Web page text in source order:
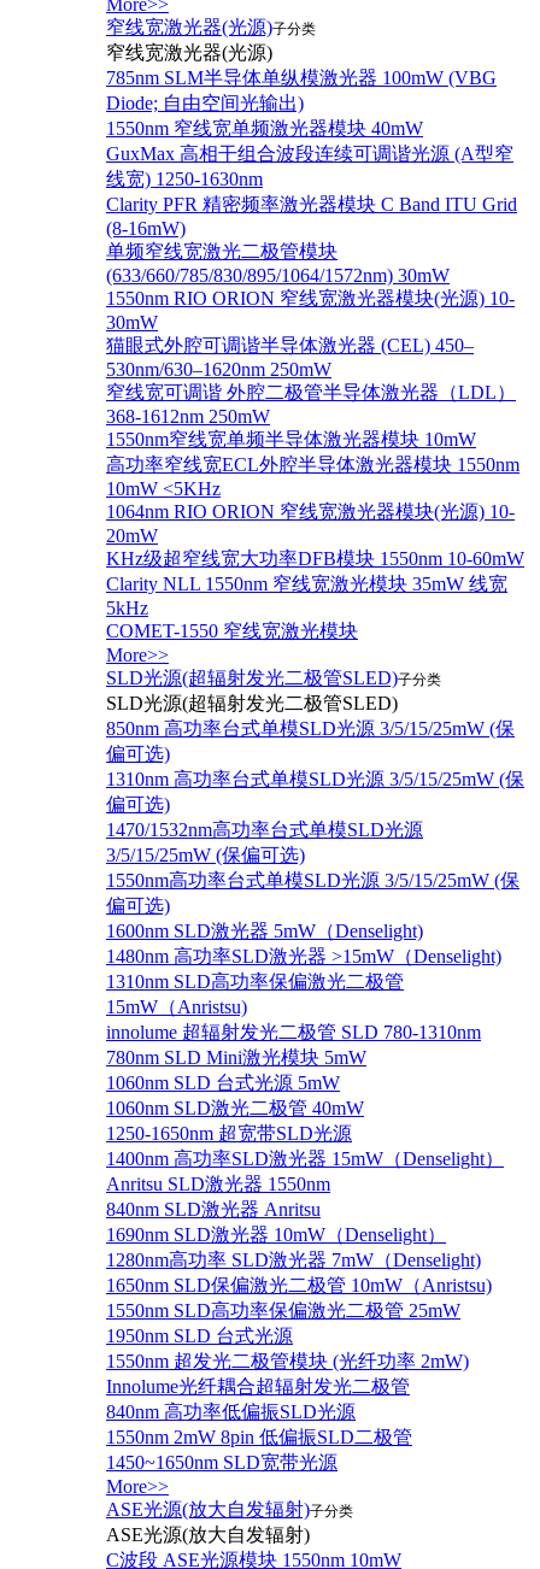
More>>
窄线宽激光器(光源)子分类
窄线宽激光器(光源)
785nm SLM半导体单纵模激光器 100mW (VBG
Diode; 自由空间光输出)
1550nm 窄线宽单频激光器模块 40mW
GuxMax 高相干组合波段连续可调谐光源 (A型窄
线宽) 1250-1630nm
Clarity PFR 精密频率激光器模块 C Band ITU Grid
(8-16mW)
单频窄线宽激光二极管模块
(633/660/785/830/895/1064/1572nm) 30mW
1550nm RIO ORION 窄线宽激光器模块(光源) 10-
30mW
猫眼式外腔可调谐半导体激光器 (CEL) 450–
530nm/630–1620nm 250mW
窄线宽可调谐 外腔二极管半导体激光器（LDL）
368-1612nm 250mW
1550nm窄线宽单频半导体激光器模块 10mW
高功率窄线宽ECL外腔半导体激光器模块 1550nm
10mW <5KHz
1064nm RIO ORION 窄线宽激光器模块(光源) 10-
20mW
KHz级超窄线宽大功率DFB模块 1550nm 10-60mW
Clarity NLL 1550nm 窄线宽激光模块 35mW 线宽
5kHz
COMET-1550 窄线宽激光模块
More>>
SLD光源(超辐射发光二极管SLED)子分类
SLD光源(超辐射发光二极管SLED)
850nm 高功率台式单模SLD光源 3/5/15/25mW (保
偏可选)
1310nm 高功率台式单模SLD光源 3/5/15/25mW (保
偏可选)
1470/1532nm高功率台式单模SLD光源
3/5/15/25mW (保偏可选)
1550nm高功率台式单模SLD光源 3/5/15/25mW (保
偏可选)
1600nm SLD激光器 5mW（Denselight)
1480nm 高功率SLD激光器 >15mW（Denselight)
1310nm SLD高功率保偏激光二极管
15mW（Anristsu)
innolume 超辐射发光二极管 SLD 780-1310nm
780nm SLD Mini激光模块 5mW
1060nm SLD 台式光源 5mW
1060nm SLD激光二极管 40mW
1250-1650nm 超宽带SLD光源
1400nm 高功率SLD激光器 15mW（Denselight）
Anritsu SLD激光器 1550nm
840nm SLD激光器 Anritsu
1690nm SLD激光器 10mW（Denselight）
1280nm高功率 SLD激光器 7mW（Denselight)
1650nm SLD保偏激光二极管 10mW（Anristsu)
1550nm SLD高功率保偏激光二极管 25mW
1950nm SLD 台式光源
1550nm 超发光二极管模块 (光纤功率 2mW)
Innolume光纤耦合超辐射发光二极管
840nm 高功率低偏振SLD光源
1550nm 2mW 8pin 低偏振SLD二极管
1450~1650nm SLD宽带光源
More>>
ASE光源(放大自发辐射)子分类
ASE光源(放大自发辐射)
C波段 ASE光源模块 1550nm 10mW